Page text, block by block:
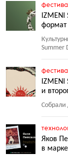
формат
Summer
и
Собрали
Яков
в